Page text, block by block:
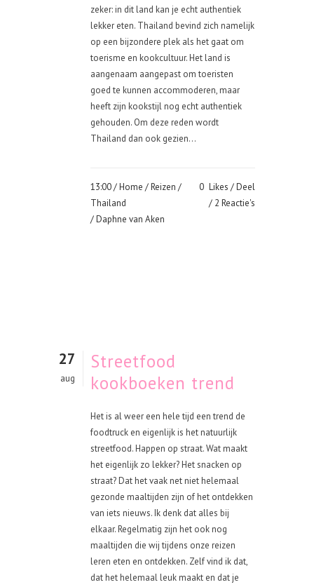
zeker: in dit land kan je echt authentiek
lekker eten. Thailand bevind zich namelijk
op een bijzondere plek als het gaat om
toerisme en kookcultuur. Het land is
aangenaam aangepast om toeristen
goed te kunnen accommoderen, maar
heeft zijn kookstijl nog echt authentiek
gehouden. Om deze reden wordt
Thailand dan ook gezien...
13:00 /Home /Reizen /
Thailand
/ Daphne van Aken
0 Likes
Deel
2 Reactie's
27
aug
Streetfood
kookboeken trend
Het is al weer een hele tijd een trend de
foodtruck en eigenlijk is het natuurlijk
streetfood. Happen op straat. Wat maakt
het eigenlijk zo lekker? Het snacken op
straat? Dat het vaak net niet helemaal
gezonde maaltijden zijn of het ontdekken
van iets nieuws. Ik denk dat alles bij
elkaar. Regelmatig zijn het ook nog
maaltijden die wij tijdens onze reizen
leren eten en ontdekken. Zelf vind ik dat,
dat het helemaal leuk maakt en dat je